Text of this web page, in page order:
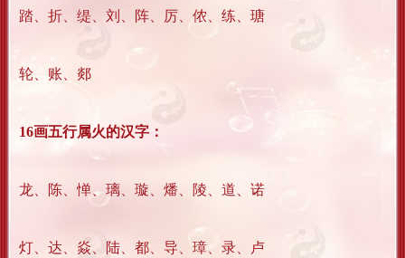
踏、折、缇、刘、阵、厉、侬、练、瑭
轮、账、郯
16画五行属火的汉字：
龙、陈、惮、璃、璇、燔、陵、道、诺
灯、达、焱、陆、都、导、璋、录、卢